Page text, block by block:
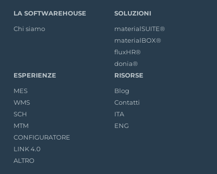
LA SOFTWAREHOUSE
Chi siamo
SOLUZIONI
materialSUITE®
materialBOX®
fluxHR®
donia®
ESPERIENZE
MES
WMS
SCH
MTM
CONFIGURATORE
LINK 4.0
ALTRO
RISORSE
Blog
Contatti
ITA
ENG